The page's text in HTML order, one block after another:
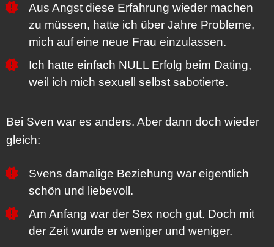
Aus Angst diese Erfahrung wieder machen
zu müssen, hatte ich über Jahre Probleme,
mich auf eine neue Frau einzulassen.
Ich hatte einfach NULL Erfolg beim Dating,
weil ich mich sexuell selbst sabotierte.
Bei Sven war es anders. Aber dann doch wieder
gleich:
Svens damalige Beziehung war eigentlich
schön und liebevoll.
Am Anfang war der Sex noch gut. Doch mit
der Zeit wurde er weniger und weniger.